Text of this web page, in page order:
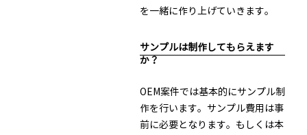
を一緒に作り上げていきます。
サンプルは制作してもらえます
か？
OEM案件では基本的にサンプル制
作を行います。サンプル費用は事
前に必要となります。もしくは本